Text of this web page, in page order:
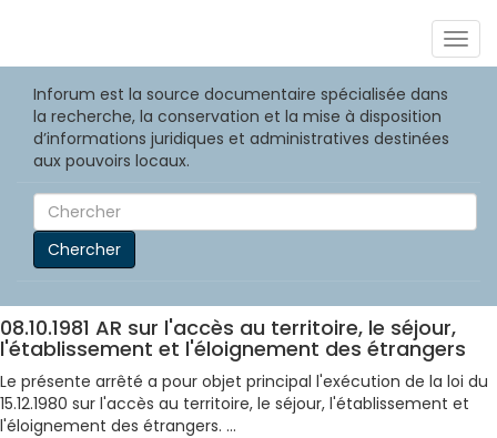
Inforum est la source documentaire spécialisée dans
la recherche, la conservation et la mise à disposition
d’informations juridiques et administratives destinées
aux pouvoirs locaux.
Chercher
08.10.1981 AR sur l'accès au territoire, le séjour,
l'établissement et l'éloignement des étrangers
Le présente arrêté a pour objet principal l'exécution de la loi du
15.12.1980 sur l'accès au territoire, le séjour, l'établissement et
l'éloignement des étrangers. ...